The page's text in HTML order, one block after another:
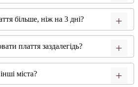
більше, ніж на 3 дні?
плаття заздалегідь?
міста?